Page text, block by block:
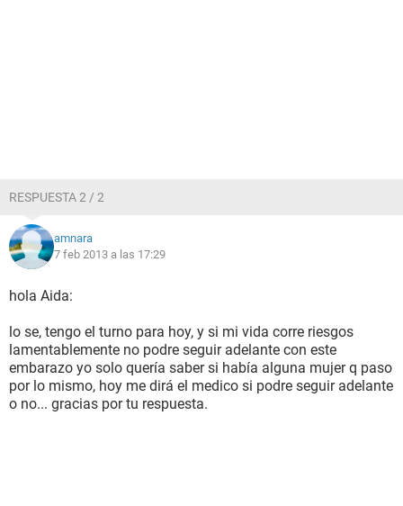
RESPUESTA 2 / 2
amnara
7 feb 2013 a las 17:29
hola Aida:
lo se, tengo el turno para hoy, y si mi vida corre riesgos
lamentablemente no podre seguir adelante con este
embarazo yo solo quería saber si había alguna mujer q paso
por lo mismo, hoy me dirá el medico si podre seguir adelante
o no... gracias por tu respuesta.